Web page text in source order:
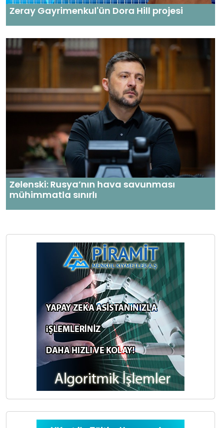
Zeray Gayrimenkul'ün Dora Hill projesi
Zelenski: Rusya’nın hava savunması
mühimmatla sınırlı